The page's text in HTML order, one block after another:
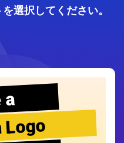
選択してください。
a
Logo